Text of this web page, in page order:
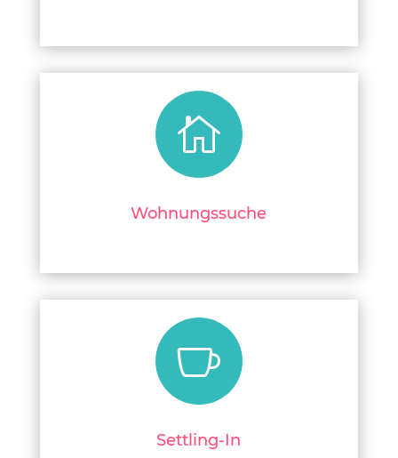

Wohnungssuche

Settling-In